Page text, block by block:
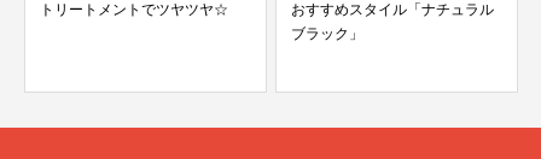
トリートメントでツヤツヤ☆
おすすめスタイル「ナチュラル
ブラック」